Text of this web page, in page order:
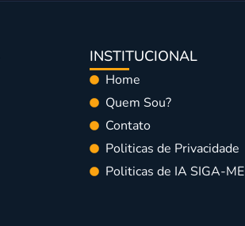
INSTITUCIONAL
Home
Quem Sou?
Contato
Politicas de Privacidade
Politicas de IA SIGA-ME